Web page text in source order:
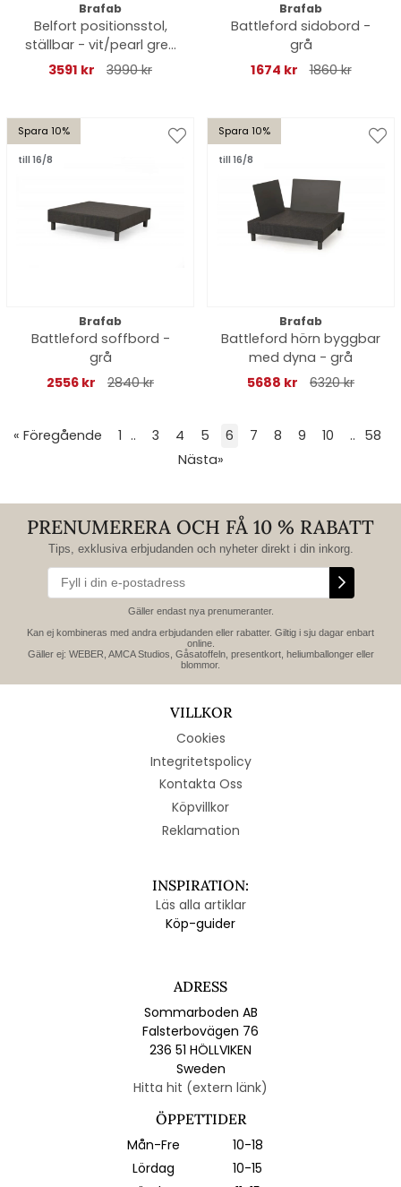
Brafab
Belfort positionsstol,
ställbar - vit/pearl grey
dyna
3591 kr 3990 kr
Brafab
Battleford sidobord -
grå
1674 kr
1860 kr
Spara 10%
till 16/8
Brafab
Battleford soffbord -
grå
2556 kr
2840 kr
Spara 10%
till 16/8
Brafab
Battleford hörn byggbar
med dyna - grå
5688 kr
6320 kr
« Föregående 1 .. 3 4 5 6 7 8 9 10 .. 58
Nästa»
PRENUMERERA OCH FÅ 10 % RABATT
Tips, exklusiva erbjudanden och nyheter direkt i din inkorg.
Gäller endast nya prenumeranter.
Kan ej kombineras med andra erbjudanden eller rabatter. Giltig i sju dagar enbart
online.
Gäller ej: WEBER, AMCA Studios, Gåsatoffeln, presentkort, heliumballonger eller
blommor.
VILLKOR
Cookies
Integritetspolicy
Kontakta Oss
Köpvillkor
Reklamation
INSPIRATION:
Läs alla artiklar
Köp-guider
ADRESS
Sommarboden AB
Falsterbovägen 76
236 51 HÖLLVIKEN
Sweden
Hitta hit (extern länk)
ÖPPETTIDER
Mån-Fre
10-18
Lördag
10-15